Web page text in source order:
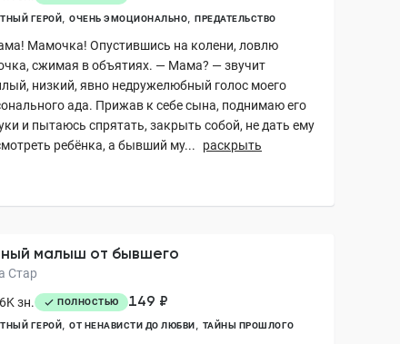
ГЕРОЙ ОЧЕНЬ ЭМОЦИОНАЛЬНО ПРЕДАТЕЛЬСТВО
Мамочка! Опустившись на колени, ловлю
сжимая в объятиях. — Мама? — звучит
низкий, явно недружелюбный голос моего
ада. Прижав к себе сына, поднимаю его
и пытаюсь спрятать, закрыть собой, не дать ему
ребёнка, а бывший му...
раскрыть
малыш от бывшего
Стар
зн.
ПОЛНОСТЬЮ 149 ₽
ГЕРОЙ ОТ НЕНАВИСТИ ДО ЛЮБВИ ТАЙНЫ ПРОШЛОГО